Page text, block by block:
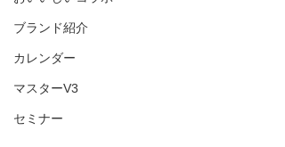
ブランド紹介
カレンダー
マスターV3
セミナー